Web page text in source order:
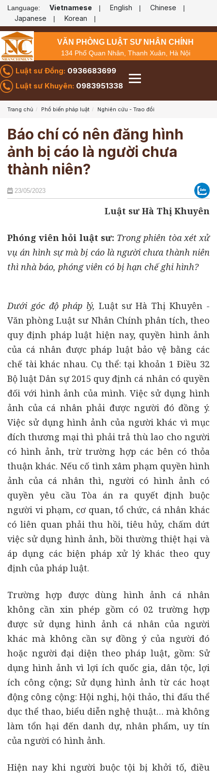
Language: Vietnamese | English | Chinese |
Japanese | Korean |
VĂN PHÒNG LUẬT SƯ NHÂN CHÍNH
134 Phố Quan Nhân, Thanh Xuân, Hà Nội
Luật sư Đồng: 0936683699
Luật sư Khuyên: 0983951338
Trang chủ Phổ biến pháp luật Nghiên cứu - Trao đổi
Báo chí có nên đăng hình
ảnh bị cáo là người chưa
thành niên?
23/05/2023
Luật sư Hà Thị Khuyên
Phóng viên hỏi luật sư: Trong phiên tòa xét xử
vụ án hình sự mà bị cáo là người chưa thành niên
thì nhà báo, phóng viên có bị hạn chế ghi hình?
Dưới góc độ pháp lý, Luật sư Hà Thị Khuyên -
Văn phòng Luật sư Nhân Chính phân tích, theo
quy định pháp luật hiện nay, quyền hình ảnh
của cá nhân được pháp luật bảo vệ bằng các
chế tài khác nhau. Cụ thể: tại khoản 1 Điều 32
Bộ luật Dân sự 2015 quy định cá nhân có quyền
đối với hình ảnh của mình. Việc sử dụng hình
ảnh của cá nhân phải được người đó đồng ý.
Việc sử dụng hình ảnh của người khác vì mục
đích thương mại thì phải trả thù lao cho người
có hình ảnh, trừ trường hợp các bên có thỏa
thuận khác. Nếu cố tình xâm phạm quyền hình
ảnh của cá nhân thì, người có hình ảnh có
quyền yêu cầu Tòa án ra quyết định buộc
người vi phạm, cơ quan, tổ chức, cá nhân khác
có liên quan phải thu hồi, tiêu hủy, chấm dứt
việc sử dụng hình ảnh, bồi thường thiệt hại và
áp dụng các biện pháp xử lý khác theo quy
định của pháp luật.
Trường hợp được dùng hình ảnh cá nhân
không cần xin phép gồm có 02 trường hợp
được sử dụng hình ảnh cá nhân của người
khác mà không cần sự đồng ý của người đó
hoặc người đại diện theo pháp luật, gồm: Sử
dụng hình ảnh vì lợi ích quốc gia, dân tộc, lợi
ích công cộng; Sử dụng hình ảnh từ các hoạt
động công cộng: Hội nghị, hội thảo, thi đấu thể
dục thể thao, biểu diễn nghệ thuật… mà không
làm tổn hại đến danh dự, nhân phẩm, uy tín
của người có hình ảnh.
Hiện nay khi người buộc tội bị khởi tố, điều